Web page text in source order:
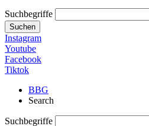
Suchbegriffe
Suchen
Instagram
Youtube
Facebook
Tiktok
BBG
Search
Suchbegriffe